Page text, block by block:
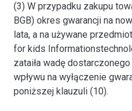
(3) W przypadku zakupu
BGB) okres gwarancji na
lata, a na używane
for kids
zataiła wadę
wpływu na wyłączenie
poniższej klauzuli (10).